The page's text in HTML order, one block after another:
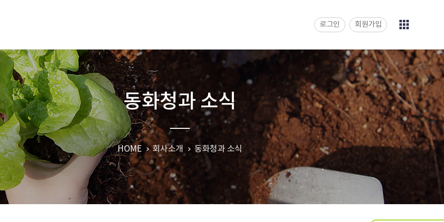
로그인 회원가입
동화청과 소식
HOME 회사소개 동화청과 소식